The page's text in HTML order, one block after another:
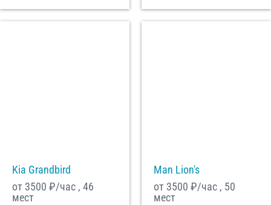
Kia Grandbird
от 3500 ₽/час , 46
мест
Man Lion's
от 3500 ₽/час , 50
мест